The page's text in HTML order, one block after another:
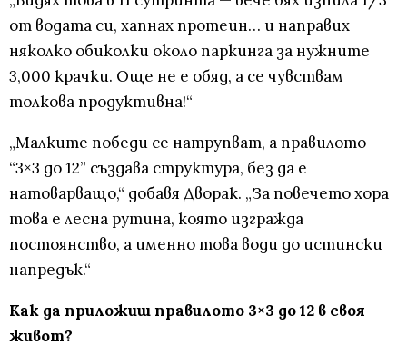
от водата си, хапнах протеин… и направих
няколко обиколки около паркинга за нужните
3,000 крачки. Още не е обяд, а се чувствам
толкова продуктивна!“
„Малките победи се натрупват, а правилото
“3×3 до 12” създава структура, без да е
натоварващо,“ добавя Дворак. „За повечето хора
това е лесна рутина, която изгражда
постоянство, а именно това води до истински
напредък.“
Как да приложиш правилото 3×3 до 12 в своя
живот?